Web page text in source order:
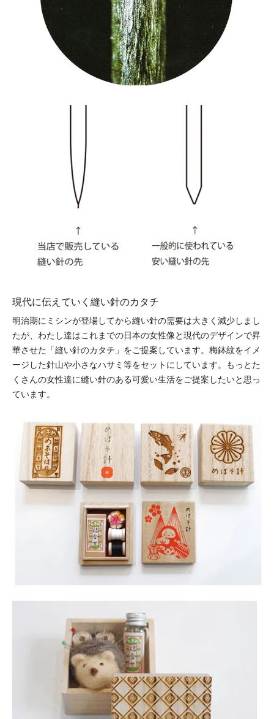
現代に伝えていく縫い針のカタチ
明治期にミシンが登場してから縫い針の需要は大きく減少しまし
たが、わたし達はこれまでの日本の女性像と現代のデザインで昇
華させた「縫い針のカタチ」をご提案しています。梅鉢紋をイメ
ージした針山や小さなハサミ等をセットにしています。もっとた
くさんの女性達に縫い針のある可愛い生活をご提案したいと思っ
ています。